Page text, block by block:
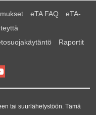
eTA FAQ
eTA-
Raportit
tai suurlähetystöön. Tämä